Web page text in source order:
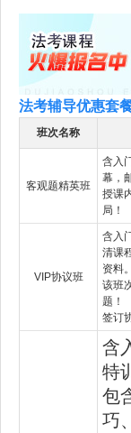
法考辅导优惠套
班次名称
客观题精英班
含入
幕，
授课
局！
VIP协议班
含入
清课
资料
该班
题！
签订
含
特
包
巧